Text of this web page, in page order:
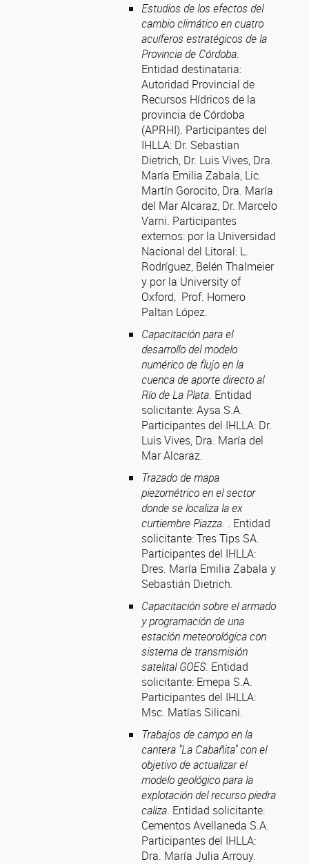
Estudios de los efectos del
cambio climático en cuatro
acuíferos estratégicos de la
Provincia de Córdoba.
Entidad destinataria:
Autoridad Provincial de
Recursos Hídricos de la
provincia de Córdoba
(APRHI). Participantes del
IHLLA: Dr. Sebastian
Dietrich, Dr. Luis Vives, Dra.
María Emilia Zabala, Lic.
Martín Gorocito, Dra. María
del Mar Alcaraz, Dr. Marcelo
Varni. Participantes
externos: por la Universidad
Nacional del Litoral: L.
Rodríguez, Belén Thalmeier
y por la University of
Oxford, Prof. Homero
Paltan López.
Capacitación para el
desarrollo del modelo
numérico de flujo en la
cuenca de aporte directo al
Río de La Plata. Entidad
solicitante: Aysa S.A.
Participantes del IHLLA: Dr.
Luis Vives, Dra. María del
Mar Alcaraz.
Trazado de mapa
piezométrico en el sector
donde se localiza la ex
curtiembre Piazza. . Entidad
solicitante: Tres Tips SA.
Participantes del IHLLA:
Dres. María Emilia Zabala y
Sebastián Dietrich.
Capacitación sobre el armado
y programación de una
estación meteorológica con
sistema de transmisión
satelital GOES. Entidad
solicitante: Emepa S.A.
Participantes del IHLLA:
Msc. Matías Silicani.
Trabajos de campo en la
cantera "La Cabañita" con el
objetivo de actualizar el
modelo geológico para la
explotación del recurso piedra
caliza. Entidad solicitante:
Cementos Avellaneda S.A.
Participantes del IHLLA:
Dra. María Julia Arrouy.